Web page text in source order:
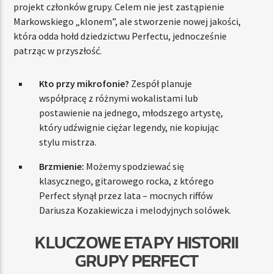
projekt członków grupy. Celem nie jest zastąpienie
Markowskiego „klonem”, ale stworzenie nowej jakości,
która odda hołd dziedzictwu Perfectu, jednocześnie
patrząc w przyszłość.
Kto przy mikrofonie? Zespół planuje
współpracę z różnymi wokalistami lub
postawienie na jednego, młodszego artystę,
który udźwignie ciężar legendy, nie kopiując
stylu mistrza.
Brzmienie: Możemy spodziewać się
klasycznego, gitarowego rocka, z którego
Perfect słynął przez lata – mocnych riffów
Dariusza Kozakiewicza i melodyjnych solówek.
KLUCZOWE ETAPY HISTORII
GRUPY PERFECT